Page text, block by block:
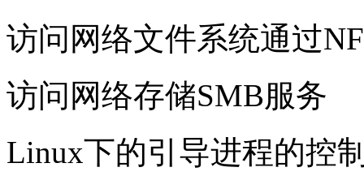
访问网络文件系统通过
访问网络存储SMB服务
Linux下的引导进程的控